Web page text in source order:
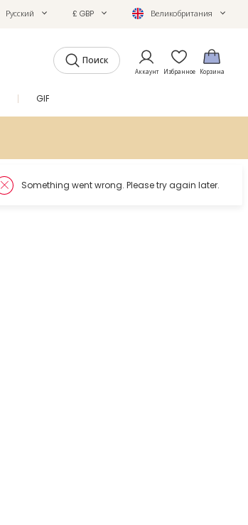
Русский £ GBP Великобритания
Поиск
Аккаунт Избранное Корзина
GIFTS